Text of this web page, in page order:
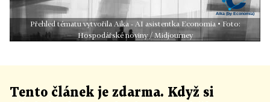
Přehled tématu vytvořila Aika - AI asistentka Economia • Foto:
Hospodářské noviny / Midjourney
Tento článek je zdarma. Když si